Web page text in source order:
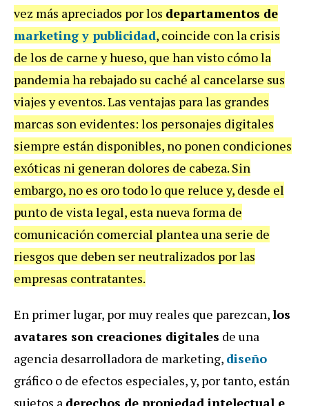
vez más apreciados por los departamentos de
marketing y publicidad, coincide con la crisis
de los de carne y hueso, que han visto cómo la
pandemia ha rebajado su caché al cancelarse sus
viajes y eventos. Las ventajas para las grandes
marcas son evidentes: los personajes digitales
siempre están disponibles, no ponen condiciones
exóticas ni generan dolores de cabeza. Sin
embargo, no es oro todo lo que reluce y, desde el
punto de vista legal, esta nueva forma de
comunicación comercial plantea una serie de
riesgos que deben ser neutralizados por las
empresas contratantes.
En primer lugar, por muy reales que parezcan,los
avatares son creaciones digitales de una
agencia desarrolladora de marketing, diseño
gráfico o de efectos especiales, y, por tanto, están
sujetos a derechos de propiedad intelectual e